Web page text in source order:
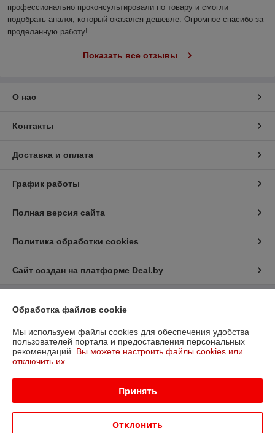
профессионально проконсультировали по товару и смогли
подобрать аналог, который оказался дешевле. Огромное спасибо за
проделанную работу!
Показать все отзывы
О нас
Контакты
Доставка и оплата
График работы
Полная версия сайта
Политика обработки cookies
Сайт создан на платформе Deal.by
Информация для покупателя
Юридическое лицо: ООО "Тэпос"
220057, г. Минск, ул. Фогеля, 7 - 159
Регистрационный номер ЕГР: 191755119
Регистрационный орган: Минский горисполком
Дата регистрации компании: 16.05.2012
Обработка файлов cookie
Мы используем файлы cookies для обеспечения удобства
пользователей портала и предоставления персональных
рекомендаций. Вы можете настроить файлы cookies или
отключить их.
Принять
Отклонить